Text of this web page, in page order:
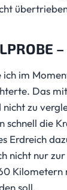
ich im
Das
zu
schnell die
Erdreich
nicht nur
soll.